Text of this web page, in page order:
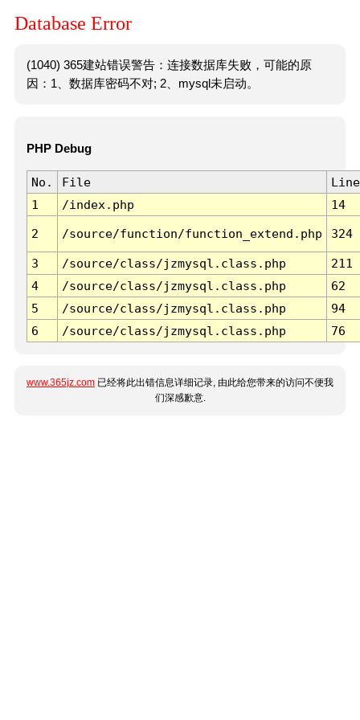
Database Error
(1040) 365建站错误警告：连接数据库失败，可能的原
因：1、数据库密码不对; 2、mysql未启动。
PHP Debug
No. File
Line
1
/index.php 14
2 /source/function/function_extend.php 324
3 /source/class/jzmysql.class.php
211
4
/source/class/jzmysql.class.php
62
5
/source/class/jzmysql.class.php
94
6
/source/class/jzmysql.class.php 76
www.365jz.com 已经将此出错信息详细记录, 由此给您带来的访问不便我
们深感歉意.